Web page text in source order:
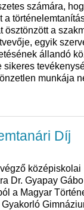
számára,
a
ösztönzött a
egyik
állandó
sikeres
munkája
Díj
középiskolai
Dr. Gyapay
a Magyar